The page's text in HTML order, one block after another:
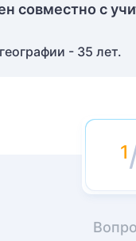
совместно с
- 35 лет.